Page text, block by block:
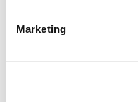
Marketing